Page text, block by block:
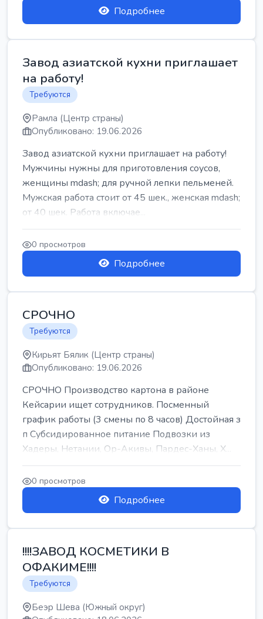
Подробнее
Завод азиатской кухни приглашает
на работу!
Требуются
Рамла (Центр страны)
Опубликовано: 19.06.2026
Завод азиатской кухни приглашает на работу!
Мужчины нужны для приготовления соусов,
женщины mdash; для ручной лепки пельменей.
Мужская работа стоит от 45 шек., женская mdash;
от 40 шек. Работа включае...
0 просмотров
Подробнее
СРОЧНО
Требуются
Кирьят Бялик (Центр страны)
Опубликовано: 19.06.2026
СРОЧНО Производство картона в районе
Кейсарии ищет сотрудников. Посменный
график работы (3 смены по 8 часов) Достойная з
п Субсидированное питание Подвозки из
Хадеры, Нетании, Ор-Акивы, Пардес-Ханы, Х...
0 просмотров
Подробнее
!!!!ЗАВОД КОСМЕТИКИ В
ОФАКИМЕ!!!!
Требуются
Беэр Шева (Южный округ)